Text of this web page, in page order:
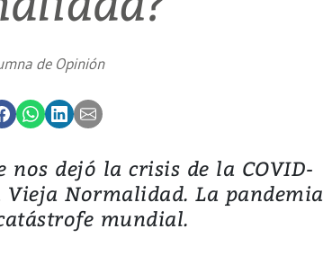
de Opinión
dejó la crisis de la COVID-
Vieja Normalidad. La pandemia
mundial.